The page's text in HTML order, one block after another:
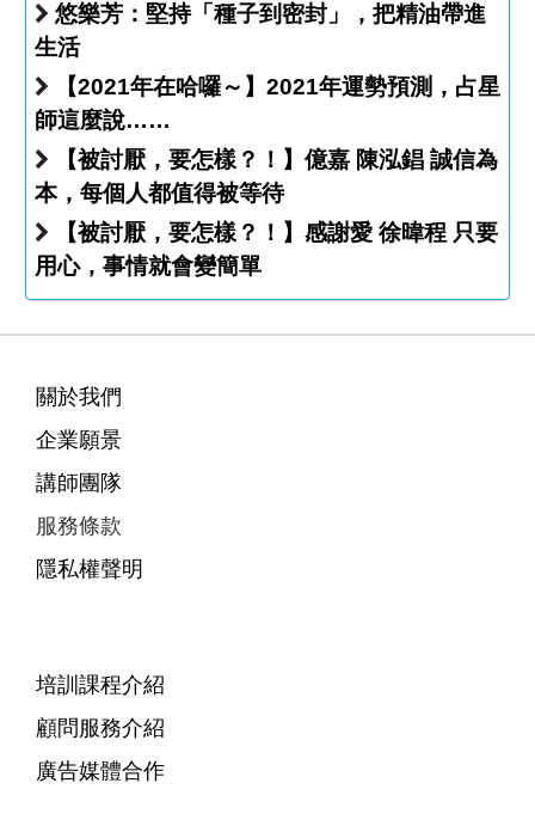
悠樂芳：堅持「種子到密封」，把精油帶進
生活
【2021年在哈囉～】2021年運勢預測，占星
師這麼說……
【被討厭，要怎樣？！】億嘉 陳泓錩 誠信為
本，每個人都值得被等待
【被討厭，要怎樣？！】感謝愛 徐暐程 只要
用心，事情就會變簡單
關於我們
企業願景
講師團隊
服務條款
隱私權聲明
培訓課程介紹
顧問服務介紹
廣告媒體合作